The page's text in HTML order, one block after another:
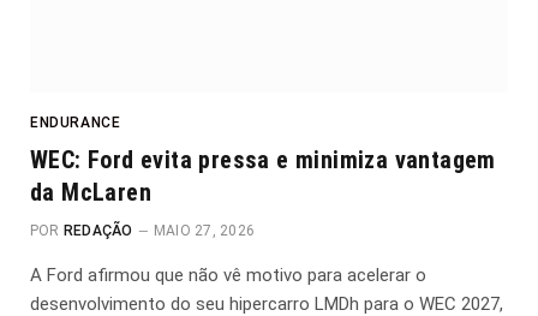
ENDURANCE
WEC: Ford evita pressa e minimiza vantagem
da McLaren
POR REDAÇÃO MAIO 27, 2026
A Ford afirmou que não vê motivo para acelerar o
desenvolvimento do seu hipercarro LMDh para o WEC 2027,